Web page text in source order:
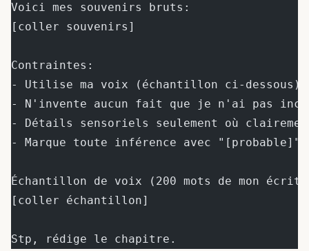
Voici mes souvenirs bruts:
[coller souvenirs]
Contraintes:
- Utilise ma voix (échantillon ci-dessous)
- N'invente aucun fait que je n'ai pas
- Détails sensoriels seulement où
- Marque toute inférence avec "[probable]"
Échantillon de voix (200 mots de mon
[coller échantillon]
Stp, rédige le chapitre.